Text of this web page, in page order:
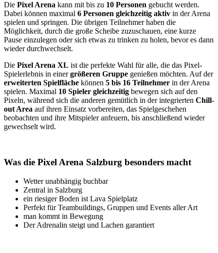
Die Pixel Arena kann mit bis zu 10 Personen gebucht werden.
Dabei können maximal 6 Personen gleichzeitig aktiv in der Arena
spielen und springen. Die übrigen Teilnehmer haben die
Möglichkeit, durch die große Scheibe zuzuschauen, eine kurze
Pause einzulegen oder sich etwas zu trinken zu holen, bevor es dann
wieder durchwechselt.
Die Pixel Arena XL ist die perfekte Wahl für alle, die das Pixel-
Spielerlebnis in einergrößeren Gruppe genießen möchten. Auf der
erweiterten Spielfläche können 5 bis 16 Teilnehmer in der Arena
spielen. Maximal 10 Spieler gleichzeitig bewegen sich auf den
Pixeln, während sich die anderen gemütlich in der integrierten Chill-
out Area auf ihren Einsatz vorbereiten, das Spielgeschehen
beobachten und ihre Mitspieler anfeuern, bis anschließend wieder
gewechselt wird.
Was die Pixel Arena Salzburg besonders macht
Wetter unabhängig buchbar
Zentral in Salzburg
ein riesiger Boden ist Lava Spielplatz
Perfekt für Teambuildings, Gruppen und Events aller Art
man kommt in Bewegung
Der Adrenalin steigt und Lachen garantiert